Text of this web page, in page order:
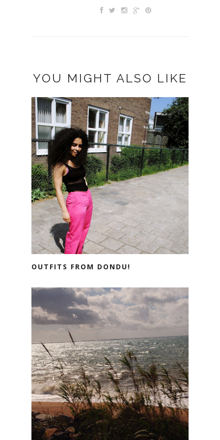
YOU MIGHT ALSO LIKE
OUTFITS FROM DONDU!